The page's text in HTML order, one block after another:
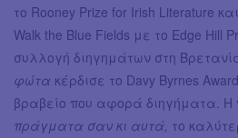
το Rooney Prize for Irish Literature
Walk the Blue Fields με το Edge Hill
συλλογή διηγημάτων στη
φώτα κέρδισε το Davy Byrnes
βραβείο που αφορά διηγήματα. Η
πράγματα σαν κι αυτά, το